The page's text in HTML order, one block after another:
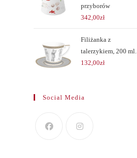
przyborów
342,00zł
Filiżanka z
talerzykiem, 200 ml.
132,00zł
Social Media